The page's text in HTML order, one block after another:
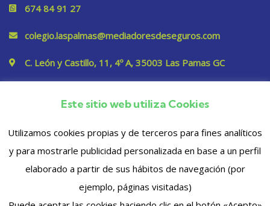
674 84 91 27
colegio.laspalmas@mediadoresdeseguros.com
C. León y Castillo, 11, 4º A, 35003 Las Pamas GC
PrivacidadEste sitio web utiliza Cookies
Utilizamos cookies propias y de terceros para fines analíticos
y para mostrarle publicidad personalizada en base a un perfil
elaborado a partir de sus hábitos de navegación (por
ejemplo, páginas visitadas)